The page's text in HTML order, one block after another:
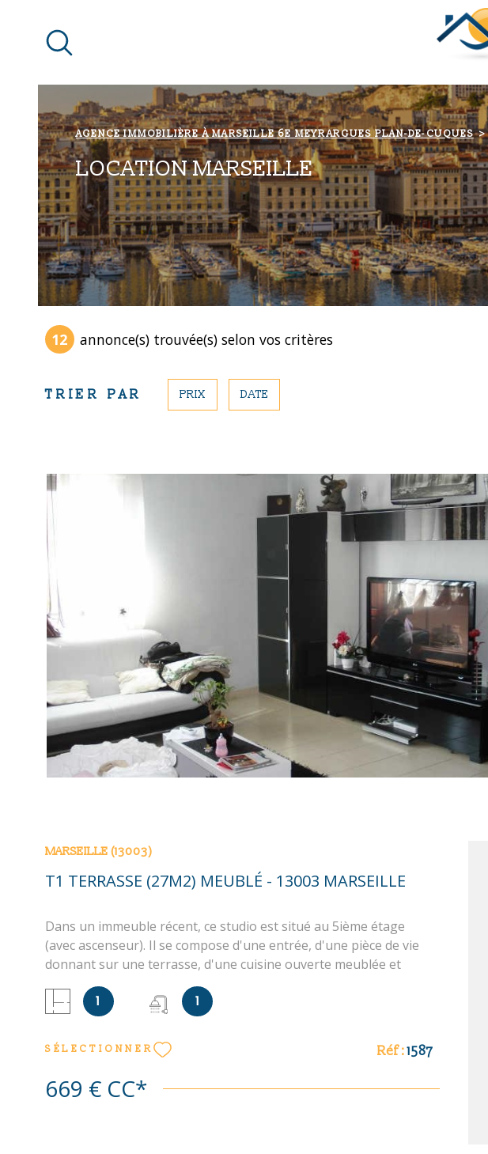
contenu
AGENCE IMMOBILIÈRE À MARSEILLE 6E MEYRARGUES PLAN-DE-CUQUES
LOCATION MARSEILLE
12 annonce(s) trouvée(s) selon vos critères
TRIER PAR PRIX DATE
VOIR LE BIEN
MARSEILLE (13003)
T1 TERRASSE (27M2) MEUBLÉ - 13003 MARSEILLE
Dans un immeuble récent, ce studio est situé au 5ième étage
(avec ascenseur). Il se compose d'une entrée, d'une pièce de vie
donnant sur une terrasse, d'une cuisine ouverte meublée et
équipée (plaques de cuisson, hotte aspirante, lave-linge,
réfrigérateur et congélateur), d'une salle d'eau et WC. En sus,
une taxe sur les ordures ménagères de 18€/mois. Les
informations sur les risques auxquels ce bien est exposé sont
disponibles sur le site Géorisques : www. georisques. gouv. fr Les
informations sur les risques auxquels ce bien est exposé sont
disponibles sur le site Géorisques
1 1
SÉLECTIONNER Réf :1587
669 € CC*